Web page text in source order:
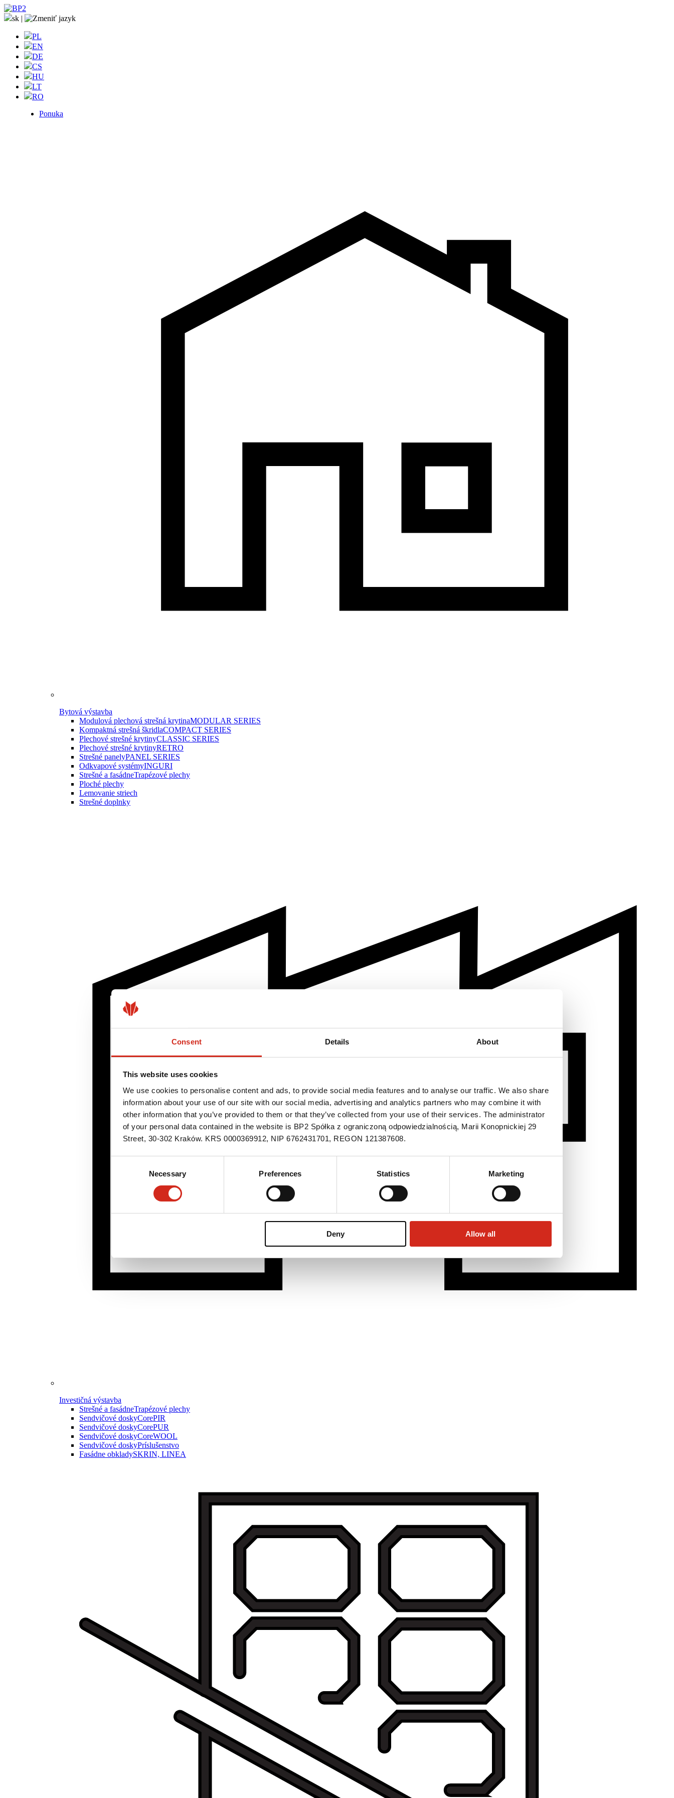
Consent Details About
This website uses cookies
We use cookies to personalise content and ads, to provide social media features and to analyse our traffic. We also share
information about your use of our site with our social media, advertising and analytics partners who may combine it with
other information that you’ve provided to them or that they’ve collected from your use of their services. The administrator
of your personal data contained in the website is BP2 Spółka z ograniczoną odpowiedzialnością, Marii Konopnickiej 29
Street, 30-302 Kraków. KRS 0000369912, NIP 6762431701, REGON 121387608.
Necessary Preferences Statistics Marketing
Deny Allow all
sk |
PL
EN
DE
CS
HU
LT
RO
Ponuka
Bytová výstavba
Modulová plechová strešná krytinaMODULAR SERIES
Kompaktná strešná škridlaCOMPACT SERIES
Plechové strešné krytinyCLASSIC SERIES
Plechové strešné krytinyRETRO
Strešné panelyPANEL SERIES
Odkvapové systémyINGURI
Strešné a fasádneTrapézové plechy
Ploché plechy
Lemovanie striech
Strešné doplnky
Investičná výstavba
Strešné a fasádneTrapézové plechy
Sendvičové doskyCorePIR
Sendvičové doskyCorePUR
Sendvičové doskyCoreWOOL
Sendvičové doskyPríslušenstvo
Fasádne obkladySKRIN, LINEA